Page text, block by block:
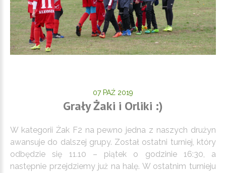
07 PAŹ 2019
Grały Żaki i Orliki :)
W kategorii Żak F2 na pewno jedna z naszych drużyn
awansuje do dalszej grupy. Został ostatni turniej, który
odbędzie się 11.10 – piątek o godzinie 16:30, a
następnie przejdziemy już na halę. W ostatnim turnieju